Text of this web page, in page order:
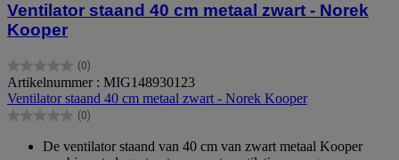
Ventilator staand 40 cm metaal zwart - Norek
Kooper
(0)
0.0
van
de
5
Artikelnummer : MIG148930123
Ventilator staand 40 cm metaal zwart - Norek Kooper
(0)
0.0
De ventilator staand van 40 cm van zwart metaal Kooper